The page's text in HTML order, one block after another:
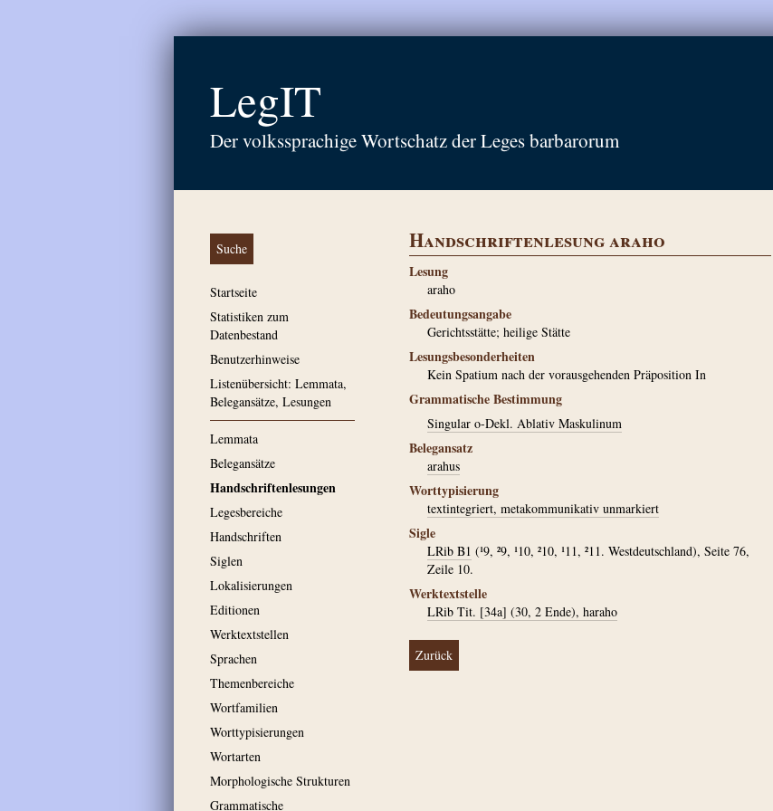
LegIT
Der volkssprachige Wortschatz der Leges barbarorum
Suche
Startseite
Statistiken zum
Datenbestand
Benutzerhinweise
Listenübersicht: Lemmata,
Belegansätze, Lesungen
Lemmata
Belegansätze
Handschriftenlesungen
Legesbereiche
Handschriften
Siglen
Lokalisierungen
Editionen
Werktextstellen
Sprachen
Themenbereiche
Wortfamilien
Worttypisierungen
Wortarten
Morphologische Strukturen
Grammatische
Handschriftenlesung araho
Lesung
araho
Bedeutungsangabe
Gerichtsstätte; heilige Stätte
Lesungsbesonderheiten
Kein Spatium nach der vorausgehenden Präposition In
Grammatische Bestimmung
Singular o-Dekl. Ablativ Maskulinum
Belegansatz
arahus
Worttypisierung
textintegriert, metakommunikativ unmarkiert
Sigle
LRib B1 (¹9, ²9, ¹10, ²10, ¹11, ²11. Westdeutschland), Seite 76,
Zeile 10.
Werktextstelle
LRib Tit. [34a] (30, 2 Ende), haraho
Zurück